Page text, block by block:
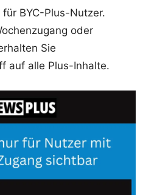
BYC-Plus-Nutzer.
oder
Sie
auf alle Plus-Inhalte.